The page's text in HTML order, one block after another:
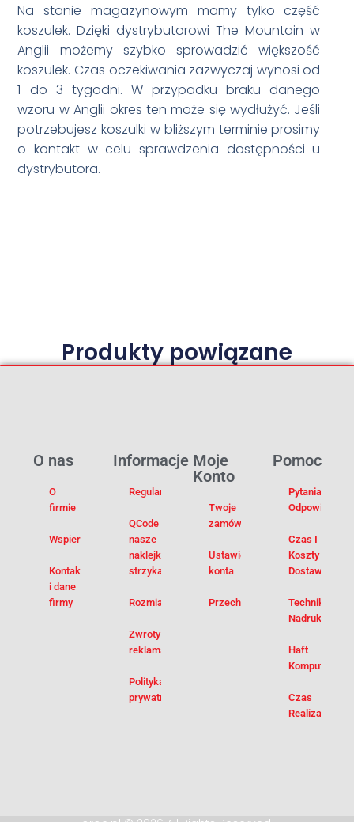
Na stanie magazynowym mamy tylko część
koszulek. Dzięki dystrybutorowi The Mountain w
Anglii możemy szybko sprowadzić większość
koszulek. Czas oczekiwania zazwyczaj wynosi od
1 do 3 tygodni. W przypadku braku danego
wzoru w Anglii okres ten może się wydłużyć. Jeśli
potrzebujesz koszulki w bliższym terminie prosimy
o kontakt w celu sprawdzenia dostępności u
dystrybutora.
Produkty powiązane
Pomoc
Pytania I
Odpowiedzi
Czas I
Koszty
Dostawy
Techniki
Nadruku
Haft
Komputerowy
Czas
Realizacji
Moje
Konto
Twoje
zamówienia
Ustawienia
konta
Przechowalnia
Informacje
Regulamin
QCode –
nasze
naklejki na
strzykawki
Rozmiarówka
Zwroty i
reklamacje
Polityka
prywatności
O nas
O
firmie
Wspieramy
Kontakt
i dane
firmy